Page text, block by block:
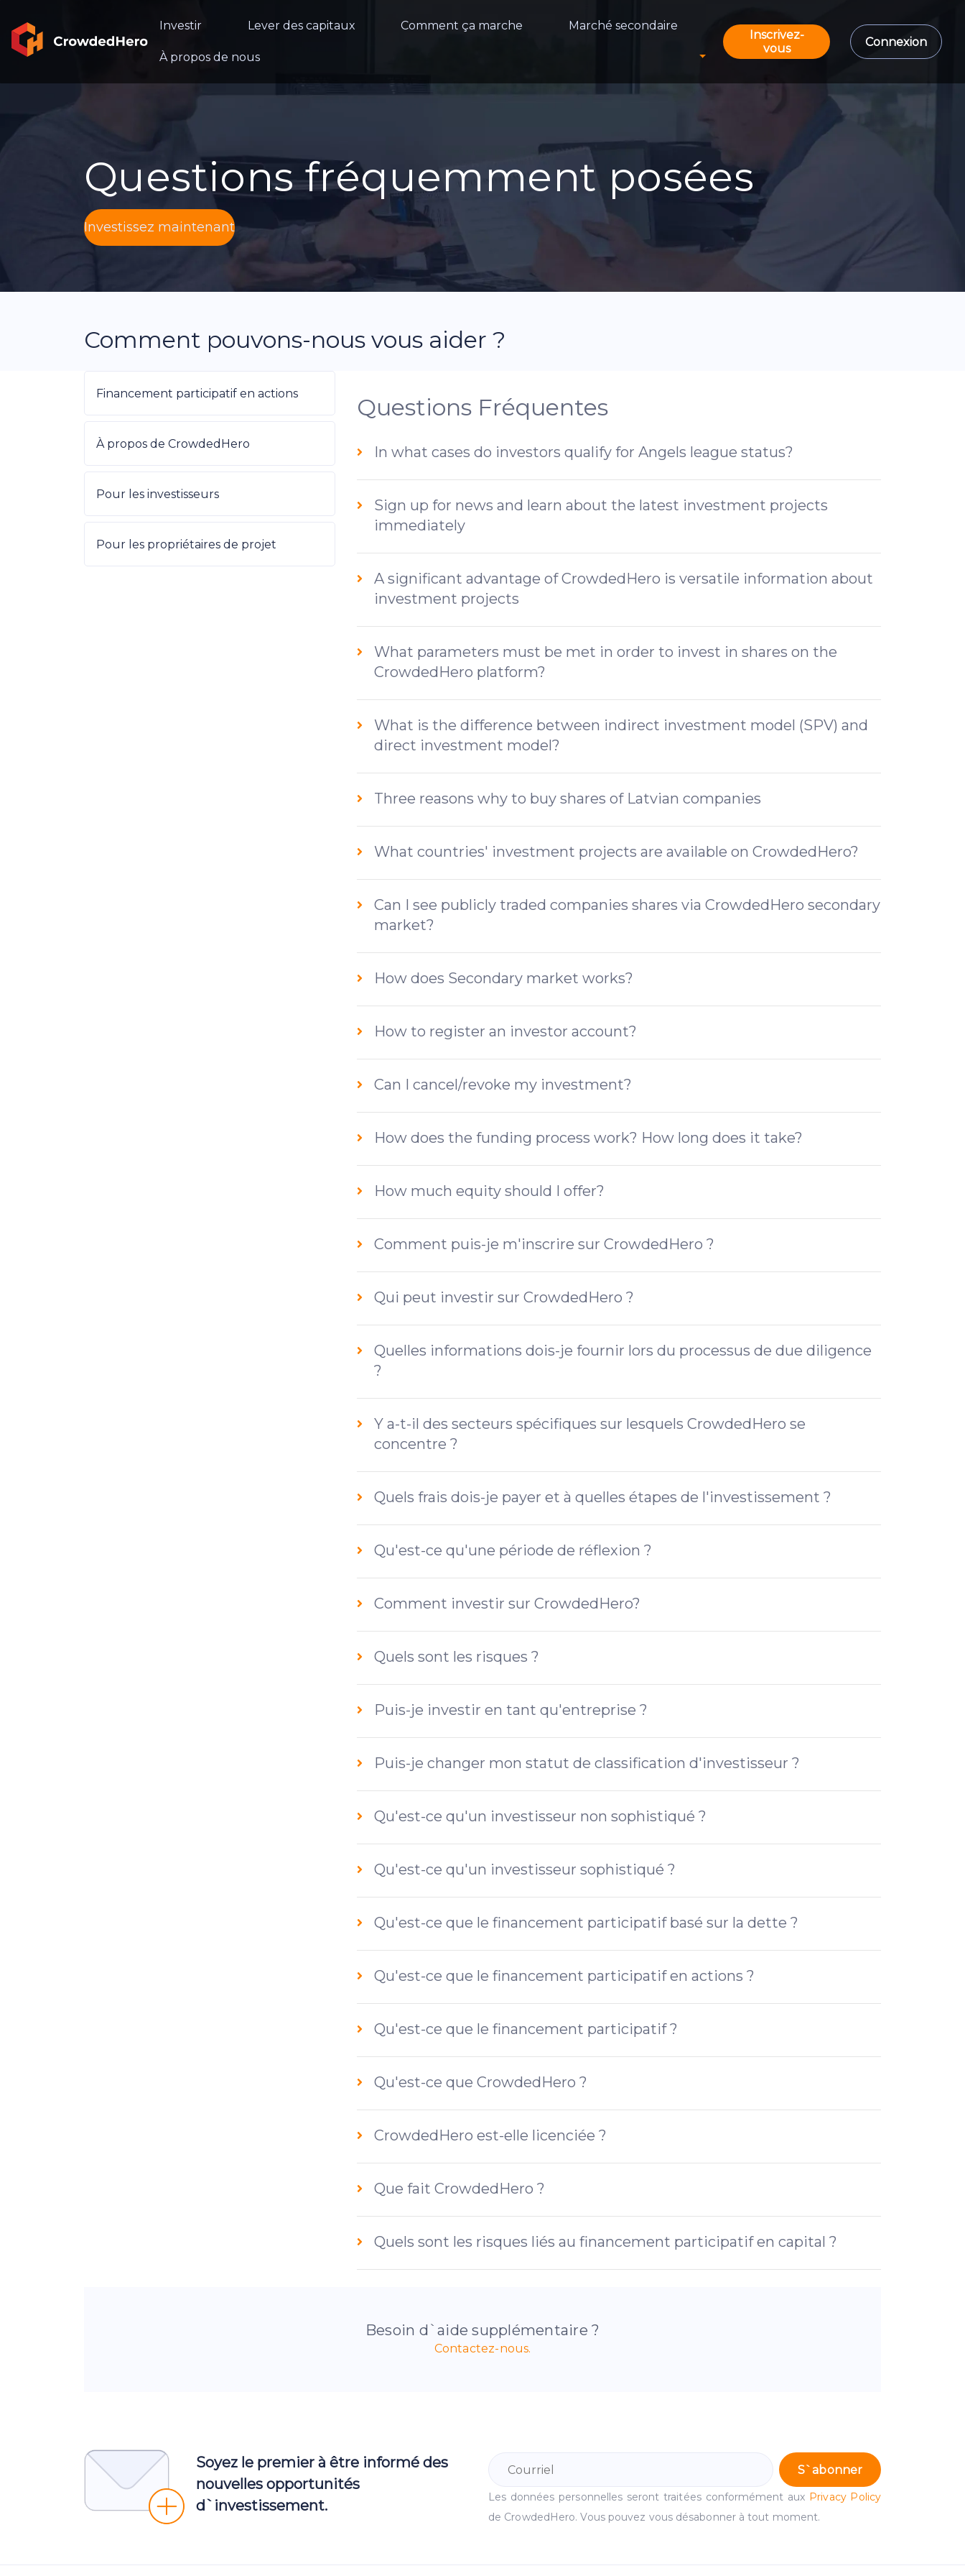
Investir Lever des capitaux Comment ça marche Marché secondaire
À propos de nous
Inscrivez-
vous
Connexion
Questions fréquemment posées
Investissez maintenant
Comment pouvons-nous vous aider ?
Financement participatif en actions
À propos de CrowdedHero
Pour les investisseurs
Pour les propriétaires de projet
Questions Fréquentes
In what cases do investors qualify for Angels league status?
Sign up for news and learn about the latest investment projects
immediately
A significant advantage of CrowdedHero is versatile information about
investment projects
What parameters must be met in order to invest in shares on the
CrowdedHero platform?
What is the difference between indirect investment model (SPV) and
direct investment model?
Three reasons why to buy shares of Latvian companies
What countries' investment projects are available on CrowdedHero?
Can I see publicly traded companies shares via CrowdedHero secondary
market?
How does Secondary market works?
How to register an investor account?
Can I cancel/revoke my investment?
How does the funding process work? How long does it take?
How much equity should I offer?
Comment puis-je m'inscrire sur CrowdedHero ?
Qui peut investir sur CrowdedHero ?
Quelles informations dois-je fournir lors du processus de due diligence
?
Y a-t-il des secteurs spécifiques sur lesquels CrowdedHero se
concentre ?
Quels frais dois-je payer et à quelles étapes de l'investissement ?
Qu'est-ce qu'une période de réflexion ?
Comment investir sur CrowdedHero?
Quels sont les risques ?
Puis-je investir en tant qu'entreprise ?
Puis-je changer mon statut de classification d'investisseur ?
Qu'est-ce qu'un investisseur non sophistiqué ?
Qu'est-ce qu'un investisseur sophistiqué ?
Qu'est-ce que le financement participatif basé sur la dette ?
Qu'est-ce que le financement participatif en actions ?
Qu'est-ce que le financement participatif ?
Qu'est-ce que CrowdedHero ?
CrowdedHero est-elle licenciée ?
Que fait CrowdedHero ?
Quels sont les risques liés au financement participatif en capital ?
Besoin d`aide supplémentaire ?
Contactez-nous.
Soyez le premier à être informé des
nouvelles opportunités
d`investissement.
S`abonner
Les données personnelles seront traitées conformément aux Privacy Policy
de CrowdedHero. Vous pouvez vous désabonner à tout moment.